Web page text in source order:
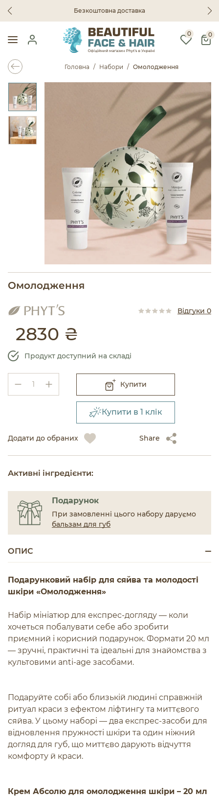
Безкоштовна доставка
0 0
Головна Набори Омолодження
Омолодження
Відгуки 0
2830 ₴
Продукт доступний на складі
Купити
Купити в 1 клік
Додати до обраних Share
Активні інгредієнти:
Подарунок
При замовленні цього набору даруємо
бальзам для губ
ОПИС
Подарунковий набір для сяйва та молодості
шкіри «Омолодження»
Набір мініатюр для експрес-догляду — коли
хочеться побалувати себе або зробити
приємний і корисний подарунок. Формати 20 мл
— зручні, практичні та ідеальні для знайомства з
культовими anti-age засобами.
Подаруйте собі або близькій людині справжній
ритуал краси з ефектом ліфтингу та миттєвого
сяйва. У цьому наборі — два експрес-засоби для
відновлення пружності шкіри та один ніжний
догляд для губ, що миттєво дарують відчуття
комфорту й краси.
Крем Абсолю для омолодження шкіри – 20 мл